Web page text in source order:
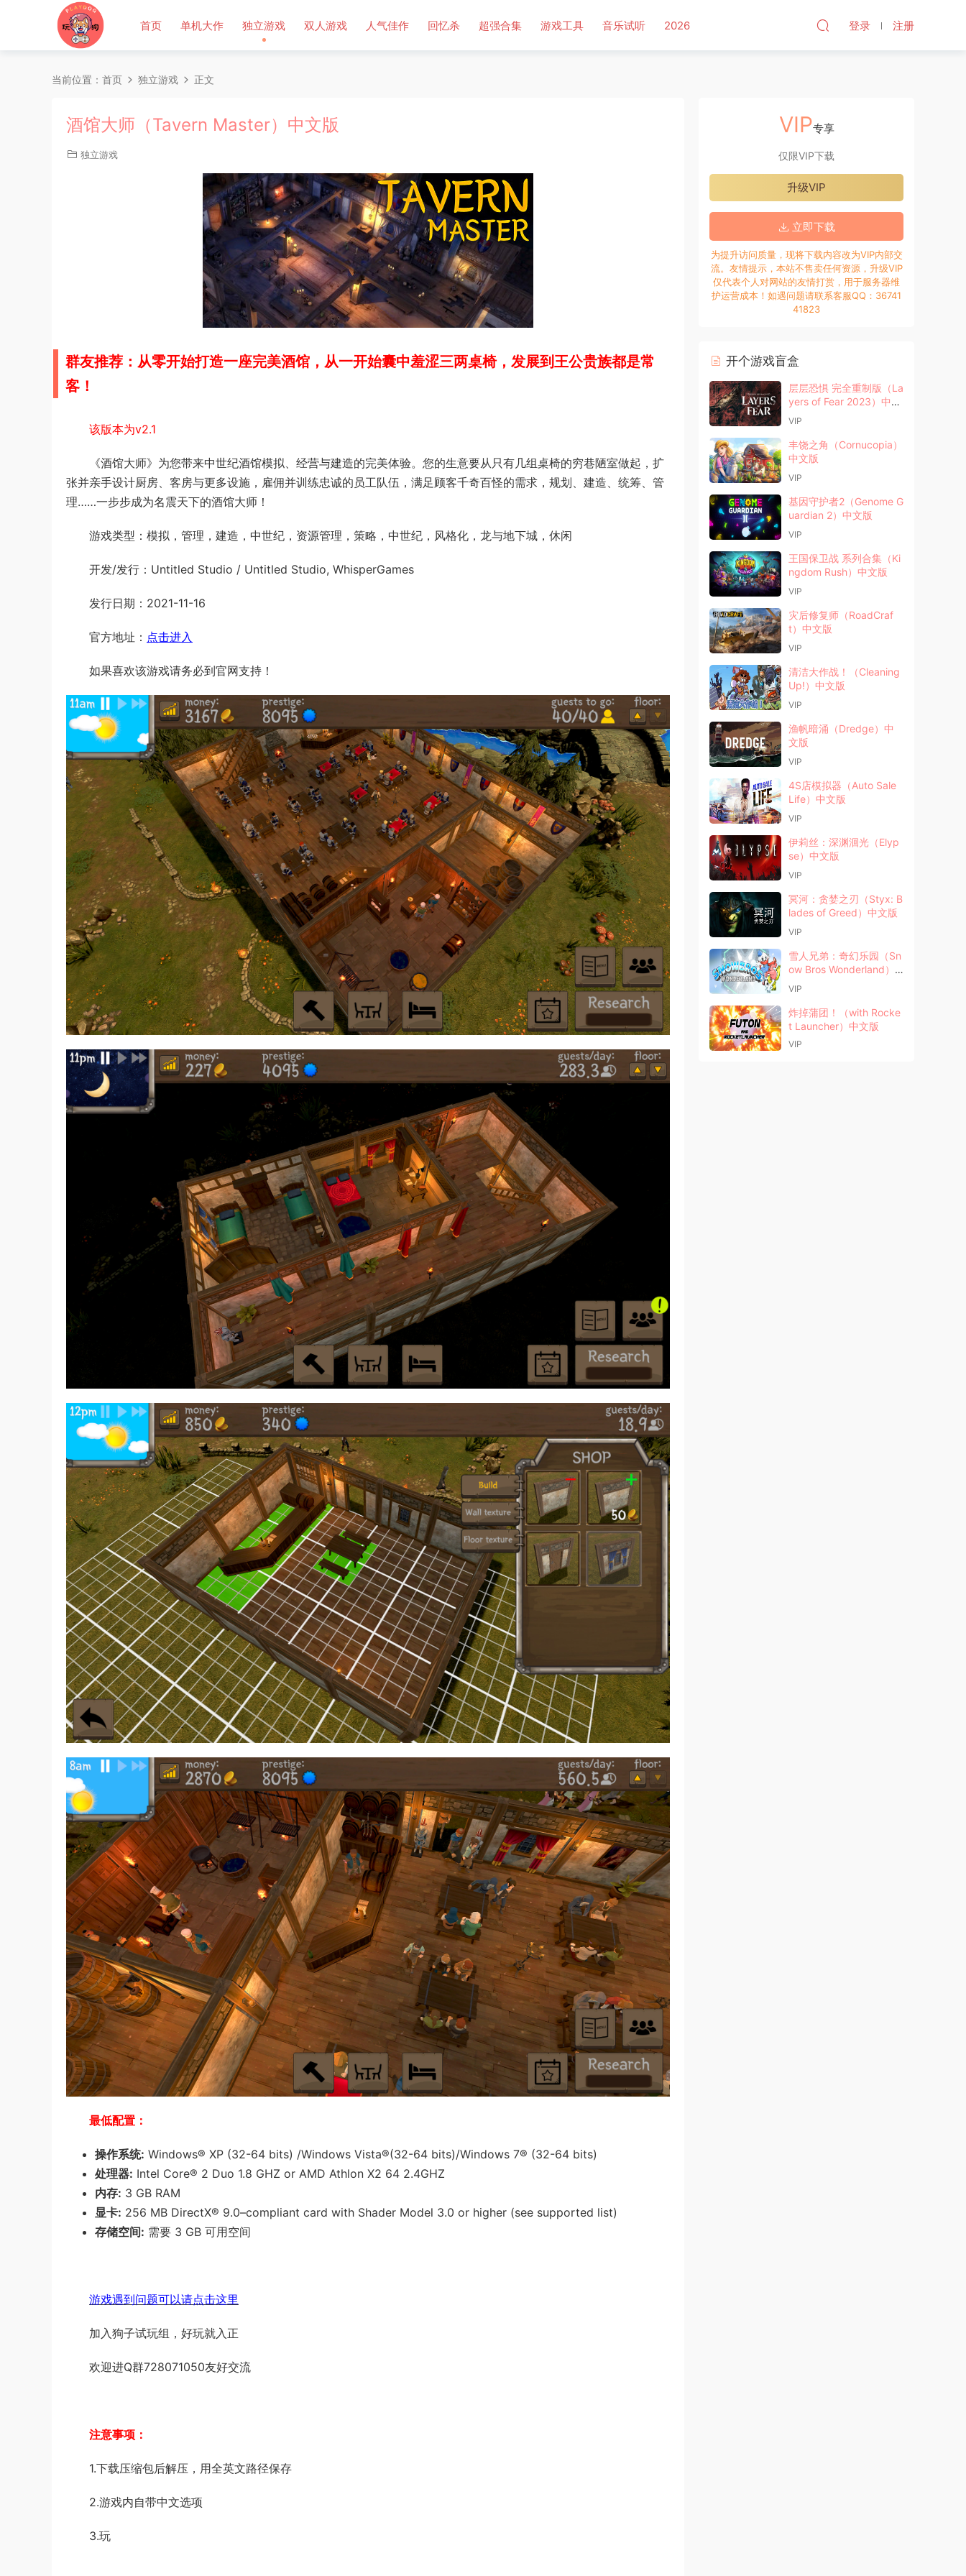
首页 单机大作 独立游戏 双人游戏 人气佳作 回忆杀 超强合集 游戏工具 音乐试听 2026 登录 注册
当前位置： 首页 独立游戏 正文
酒馆大师（Tavern Master）中文版
独立游戏
群友推荐：从零开始打造一座完美酒馆，从一开始囊中羞涩三两桌椅，发展到王公贵族都是常
客！
该版本为v2.1
《酒馆大师》为您带来中世纪酒馆模拟、经营与建造的完美体验。您的生意要从只有几组桌椅的穷巷陋室做起，扩
张并亲手设计厨房、客房与更多设施，雇佣并训练忠诚的员工队伍，满足顾客千奇百怪的需求，规划、建造、统筹、管
理……一步步成为名震天下的酒馆大师！
游戏类型：模拟，管理，建造，中世纪，资源管理，策略，中世纪，风格化，龙与地下城，休闲
开发/发行：Untitled Studio / Untitled Studio, WhisperGames
发行日期：2021-11-16
官方地址： 点击进入
如果喜欢该游戏请务必到官网支持！
最低配置：
操作系统: Windows® XP (32-64 bits) /Windows Vista®(32-64 bits)/Windows 7® (32-64 bits)
处理器: Intel Core® 2 Duo 1.8 GHZ or AMD Athlon X2 64 2.4GHZ
内存: 3 GB RAM
显卡: 256 MB DirectX® 9.0–compliant card with Shader Model 3.0 or higher (see supported list)
存储空间: 需要 3 GB 可用空间
游戏遇到问题可以请点击这里
加入狗子试玩组，好玩就入正
欢迎进Q群728071050友好交流
注意事项：
1.下载压缩包后解压，用全英文路径保存
2.游戏内自带中文选项
3.玩
VIP专享
仅限VIP下载
升级VIP
立即下载
为提升访问质量，现将下载内容改为VIP内部交
流。友情提示，本站不售卖任何资源，升级VIP
仅代表个人对网站的友情打赏，用于服务器维
护运营成本！如遇问题请联系客服QQ：36741
41823
开个游戏盲盒
层层恐惧 完全重制版（La
yers of Fear 2023）中文
版
VIP
丰饶之角（Cornucopia）
中文版
VIP
基因守护者2（Genome G
uardian 2）中文版
VIP
王国保卫战 系列合集（Ki
ngdom Rush）中文版
VIP
灾后修复师（RoadCraf
t）中文版
VIP
清洁大作战！（Cleaning
Up!）中文版
VIP
渔帆暗涌（Dredge）中
文版
VIP
4S店模拟器（Auto Sale
Life）中文版
VIP
伊莉丝：深渊洄光（Elyp
se）中文版
VIP
冥河：贪婪之刃（Styx: B
lades of Greed）中文版
VIP
雪人兄弟：奇幻乐园（Sn
ow Bros Wonderland）
中文版
VIP
炸掉蒲团！（with Rocke
t Launcher）中文版
VIP